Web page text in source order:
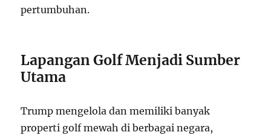
pertumbuhan.
Lapangan Golf Menjadi Sumber
Utama
Trump mengelola dan memiliki banyak
properti golf mewah di berbagai negara,